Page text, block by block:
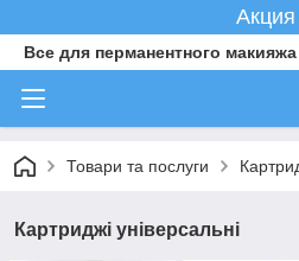
Акция
Все для перманентного макияжа
Товари та послуги
Картриджі універсальні